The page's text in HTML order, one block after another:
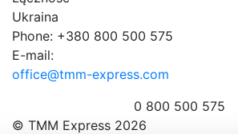
Ukraina
Phone: +380 800 500 575
E-mail:
office@tmm-express.com
0 800 500 575
© ТММ Express 2026